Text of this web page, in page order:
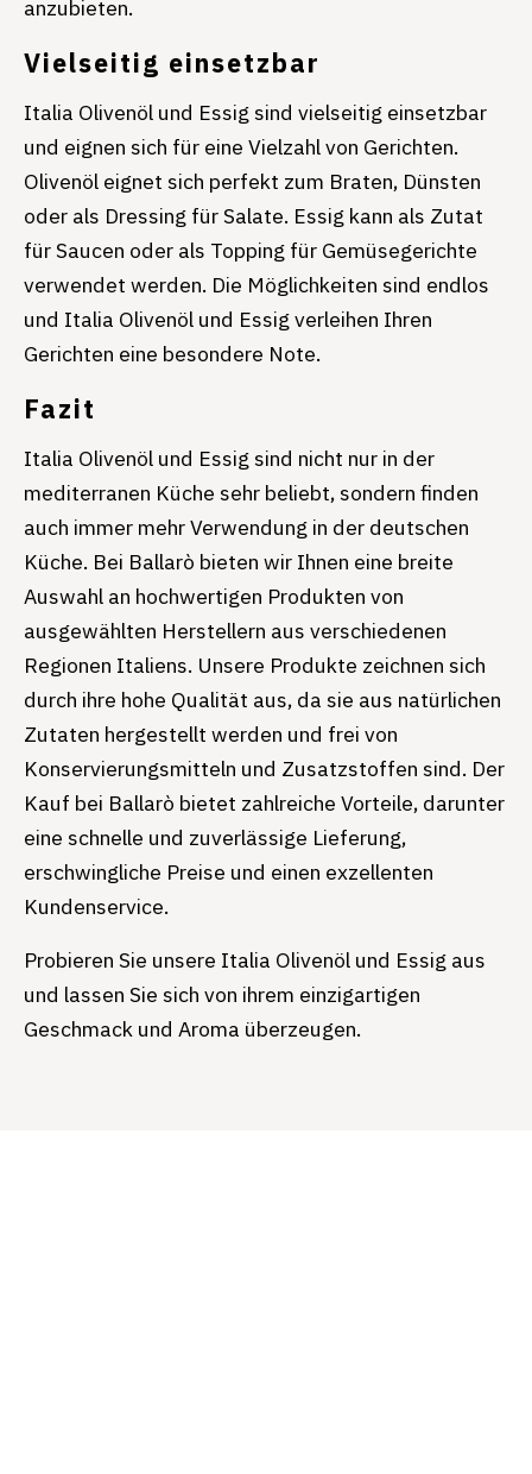
anzubieten.
Vielseitig einsetzbar
Italia Olivenöl und Essig sind vielseitig einsetzbar
und eignen sich für eine Vielzahl von Gerichten.
Olivenöl eignet sich perfekt zum Braten, Dünsten
oder als Dressing für Salate. Essig kann als Zutat
für Saucen oder als Topping für Gemüsegerichte
verwendet werden. Die Möglichkeiten sind endlos
und Italia Olivenöl und Essig verleihen Ihren
Gerichten eine besondere Note.
Fazit
Italia Olivenöl und Essig sind nicht nur in der
mediterranen Küche sehr beliebt, sondern finden
auch immer mehr Verwendung in der deutschen
Küche. Bei Ballarò bieten wir Ihnen eine breite
Auswahl an hochwertigen Produkten von
ausgewählten Herstellern aus verschiedenen
Regionen Italiens. Unsere Produkte zeichnen sich
durch ihre hohe Qualität aus, da sie aus natürlichen
Zutaten hergestellt werden und frei von
Konservierungsmitteln und Zusatzstoffen sind. Der
Kauf bei Ballarò bietet zahlreiche Vorteile, darunter
eine schnelle und zuverlässige Lieferung,
erschwingliche Preise und einen exzellenten
Kundenservice.
Probieren Sie unsere Italia Olivenöl und Essig aus
und lassen Sie sich von ihrem einzigartigen
Geschmack und Aroma überzeugen.